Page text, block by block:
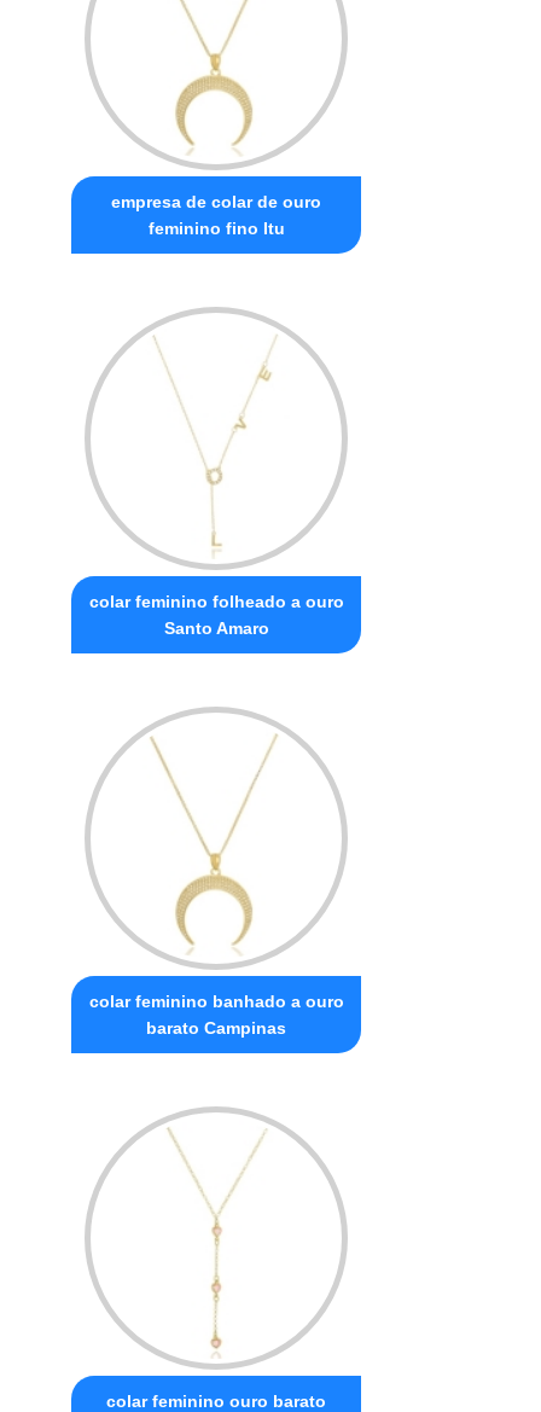
empresa de colar de ouro
feminino fino Itu
colar feminino folheado a ouro
Santo Amaro
colar feminino banhado a ouro
barato Campinas
colar feminino ouro barato